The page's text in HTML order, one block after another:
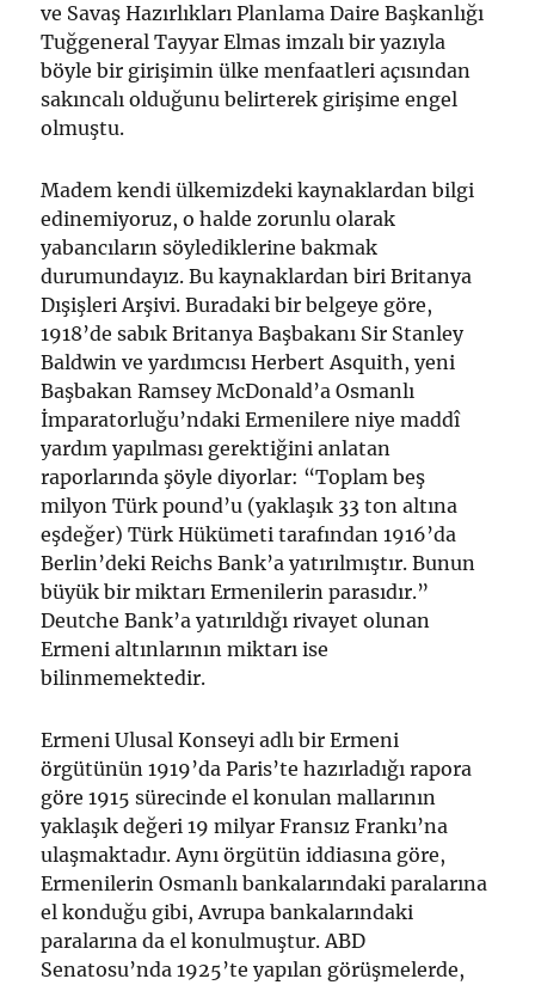
ve Savaş Hazırlıkları Planlama Daire Başkanlığı
Tuğgeneral Tayyar Elmas imzalı bir yazıyla
böyle bir girişimin ülke menfaatleri açısından
sakıncalı olduğunu belirterek girişime engel
olmuştu.
Madem kendi ülkemizdeki kaynaklardan bilgi
edinemiyoruz, o halde zorunlu olarak
yabancıların söylediklerine bakmak
durumundayız. Bu kaynaklardan biri Britanya
Dışişleri Arşivi. Buradaki bir belgeye göre,
1918’de sabık Britanya Başbakanı Sir Stanley
Baldwin ve yardımcısı Herbert Asquith, yeni
Başbakan Ramsey McDonald’a Osmanlı
İmparatorluğu’ndaki Ermenilere niye maddî
yardım yapılması gerektiğini anlatan
raporlarında şöyle diyorlar: “Toplam beş
milyon Türk pound’u (yaklaşık 33 ton altına
eşdeğer) Türk Hükümeti tarafından 1916’da
Berlin’deki Reichs Bank’a yatırılmıştır. Bunun
büyük bir miktarı Ermenilerin parasıdır.”
Deutche Bank’a yatırıldığı rivayet olunan
Ermeni altınlarının miktarı ise
bilinmemektedir.
Ermeni Ulusal Konseyi adlı bir Ermeni
örgütünün 1919’da Paris’te hazırladığı rapora
göre 1915 sürecinde el konulan mallarının
yaklaşık değeri 19 milyar Fransız Frankı’na
ulaşmaktadır. Aynı örgütün iddiasına göre,
Ermenilerin Osmanlı bankalarındaki paralarına
el konduğu gibi, Avrupa bankalarındaki
paralarına da el konulmuştur. ABD
Senatosu’nda 1925’te yapılan görüşmelerde,